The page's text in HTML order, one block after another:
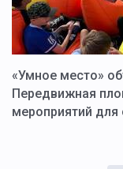
«Умное место»
Передвижная
мероприятий